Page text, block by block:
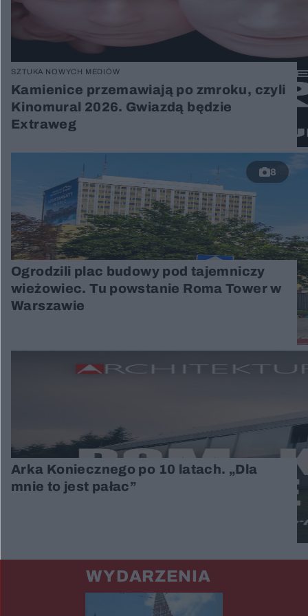
SZTUKA NOWYCH MEDIÓW
Kamienice przemawiają po zmroku, czyli
Kinomural 2026. Gwiazdą będzie
Extraweg
8
Ogrodzili plac budowy pod tajemniczy
wieżowiec. Tu powstanie Roma Tower w
Warszawie
Arka Koniecznego po 10 latach. „Dla
mnie to jest pałac”
WYDARZENIA